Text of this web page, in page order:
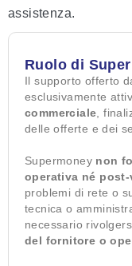
assistenza.
Ruolo di
Il supporto offerto
esclusivamente
commerciale ,
delle offerte e dei
Supermoney non
operativa né
problemi di rete o
tecnica o
necessario
del fornitore o